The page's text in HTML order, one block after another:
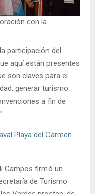
con la
participación del
aquí están presentes
son claves para el
generar turismo
a fin de
Playa del Carmen
Campos firmó un
de Turismo